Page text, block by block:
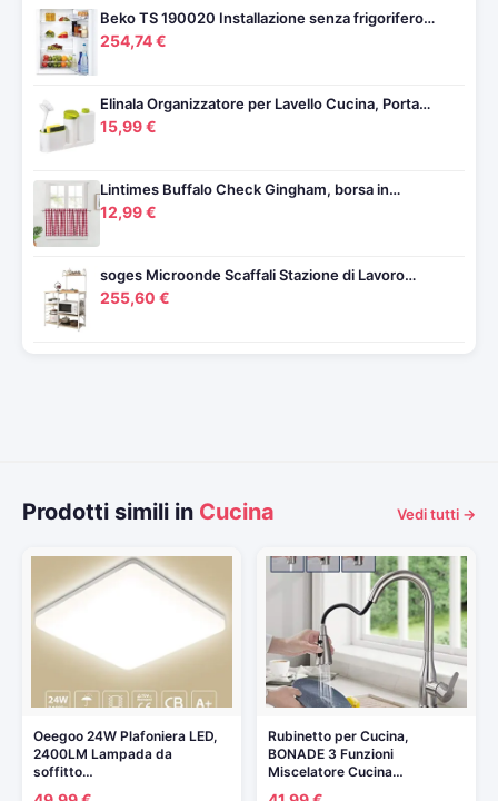
Beko TS 190020 Installazione senza frigorifero…
254,74 €
Elinala Organizzatore per Lavello Cucina, Porta…
15,99 €
Lintimes Buffalo Check Gingham, borsa in…
12,99 €
soges Microonde Scaffali Stazione di Lavoro…
255,60 €
Prodotti simili in Cucina Vedi tutti →
Oeegoo 24W Plafoniera LED,
2400LM Lampada da
soffitto…
Rubinetto per Cucina,
BONADE 3 Funzioni
Miscelatore Cucina…